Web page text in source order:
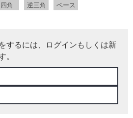
四角 逆三角 ベース
するには、ログインもしくは新
。